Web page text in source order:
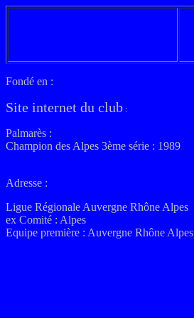
Fondé en :
Site internet du club :
Palmarès :
Champion des Alpes 3ème série : 1989
Adresse :
Ligue Régionale Auvergne Rhône Alpes
ex Comité : Alpes
Equipe première : Auvergne Rhône Alpes